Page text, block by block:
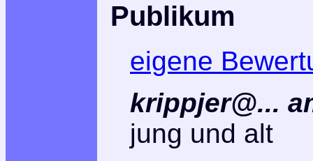
Publikum
eigene
krippjer@...
jung und alt